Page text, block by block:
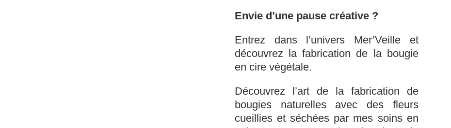
Envie d’une pause créative ?
Entrez dans l’univers Mer’Veille et
découvrez la fabrication de la bougie
en cire végétale.
Découvrez l’art de la fabrication de
bougies naturelles avec des fleurs
cueillies et séchées par mes soins en